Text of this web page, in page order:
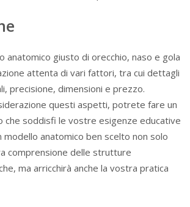
anatomico giusto di orecchio, naso e gola
attenta di vari fattori, tra cui dettagli
precisione, dimensioni e prezzo.
questi aspetti, potrete fare un
che soddisfi le vostre esigenze educative
modello anatomico ben scelto non solo
comprensione delle strutture
ma arricchirà anche la vostra pratica